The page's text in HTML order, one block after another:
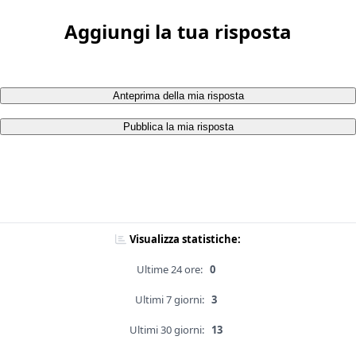
Aggiungi la tua risposta
Anteprima della mia risposta
Pubblica la mia risposta
Visualizza statistiche:
Ultime 24 ore: 0
Ultimi 7 giorni: 3
Ultimi 30 giorni: 13